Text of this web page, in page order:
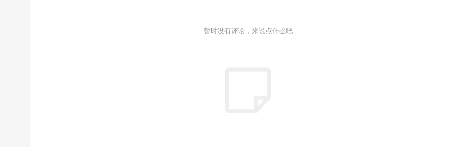
暂时没有评论，来说点什么吧